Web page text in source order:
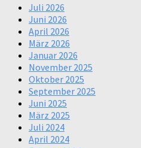
Juli 2026
Juni 2026
April 2026
März 2026
Januar 2026
November 2025
Oktober 2025
September 2025
Juni 2025
März 2025
Juli 2024
April 2024